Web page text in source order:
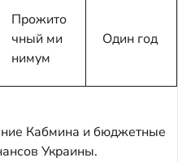
Прожито
чный ми
нимум
Один год
Кабмина и бюджетные
Украины.